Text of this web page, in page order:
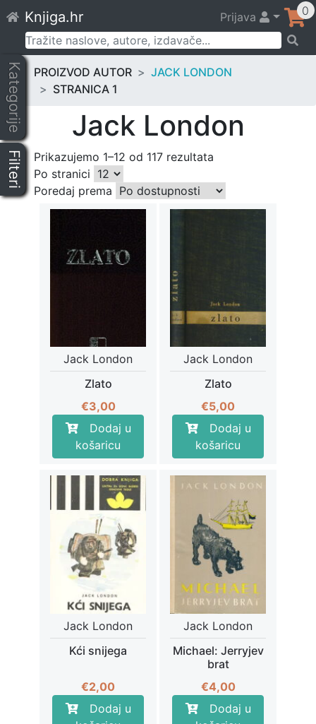
to
content
Knjiga.hr Prijava 0
Pretraži:
Kategorije
Filteri
PROIZVOD AUTOR
JACK LONDON
STRANICA 1
Jack London
Prikazujemo 1–12 od 117 rezultata
Po stranici
Poredaj prema
Jack London
Zlato
€3,00
Dodaj u
košaricu
Jack London
Zlato
€5,00
Dodaj u
košaricu
Jack London
Kći snijega
€2,00
Dodaj u
Jack London
Michael: Jerryjev
brat
€4,00
Dodaj u